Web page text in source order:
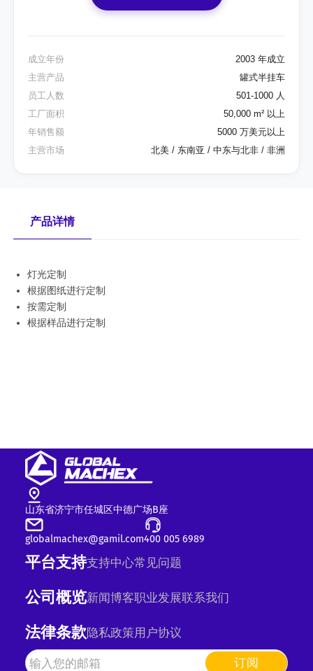
成立年份
2003 年成立
主营产品
罐式半挂车
员工人数
501-1000 人
工厂面积
50,000 m² 以上
年销售额
5000 万美元以上
主营市场
北美 / 东南亚 / 中东与北非 / 非洲
产品详情
灯光定制
根据图纸进行定制
按需定制
根据样品进行定制
山东省济宁市任城区中德广场B座
globalmachex@gamil.com400 005 6989
平台支持支持中心常见问题
公司概览新闻博客职业发展联系我们
法律条款隐私政策用户协议
订阅